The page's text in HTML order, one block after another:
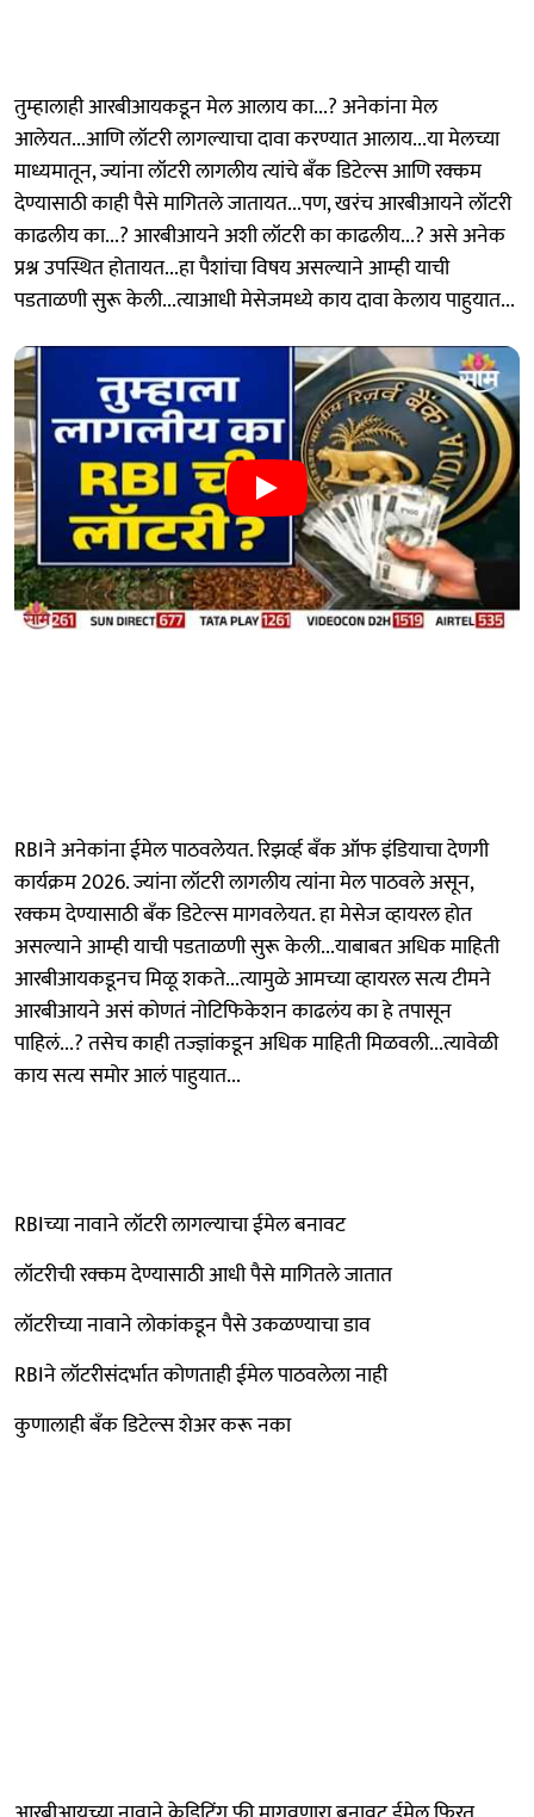
तुम्हालाही आरबीआयकडून मेल आलाय का...? अनेकांना मेल
आलेयत...आणि लॉटरी लागल्याचा दावा करण्यात आलाय...या मेलच्या
माध्यमातून, ज्यांना लॉटरी लागलीय त्यांचे बँक डिटेल्स आणि रक्कम
देण्यासाठी काही पैसे मागितले जातायत...पण, खरंच आरबीआयने लॉटरी
काढलीय का...? आरबीआयने अशी लॉटरी का काढलीय...? असे अनेक
प्रश्न उपस्थित होतायत...हा पैशांचा विषय असल्याने आम्ही याची
पडताळणी सुरू केली...त्याआधी मेसेजमध्ये काय दावा केलाय पाहुयात...
RBIने अनेकांना ईमेल पाठवलेयत. रिझर्व्ह बँक ऑफ इंडियाचा देणगी
कार्यक्रम 2026. ज्यांना लॉटरी लागलीय त्यांना मेल पाठवले असून,
रक्कम देण्यासाठी बँक डिटेल्स मागवलेयत. हा मेसेज व्हायरल होत
असल्याने आम्ही याची पडताळणी सुरू केली...याबाबत अधिक माहिती
आरबीआयकडूनच मिळू शकते...त्यामुळे आमच्या व्हायरल सत्य टीमने
आरबीआयने असं कोणतं नोटिफिकेशन काढलंय का हे तपासून
पाहिलं...? तसेच काही तज्ज्ञांकडून अधिक माहिती मिळवली...त्यावेळी
काय सत्य समोर आलं पाहुयात...
RBIच्या नावाने लॉटरी लागल्याचा ईमेल बनावट
लॉटरीची रक्कम देण्यासाठी आधी पैसे मागितले जातात
लॉटरीच्या नावाने लोकांकडून पैसे उकळण्याचा डाव
RBIने लॉटरीसंदर्भात कोणताही ईमेल पाठवलेला नाही
कुणालाही बँक डिटेल्स शेअर करू नका